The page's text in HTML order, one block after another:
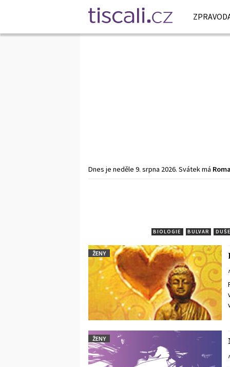
Dnes je neděle 9. srpna 2026. Svátek má
BIOLOGIE BULVAR
ŽENY
ŽENY